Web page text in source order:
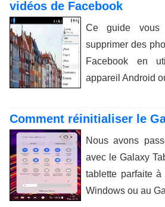
vidéos de Facebook
Ce guide vous
supprimer des
Facebook en
appareil Android
Comment réinitialiser le
Nous avons
avec le Galaxy
tablette parfaite
Windows ou au